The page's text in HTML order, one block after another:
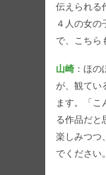
伝えられる
４人の女の
で、こちら
山崎：ほの
が、観てい
ます。「こ
る作品だと
楽しみつつ
でください。